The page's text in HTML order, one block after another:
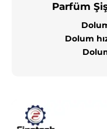
Parfüm
Dolum